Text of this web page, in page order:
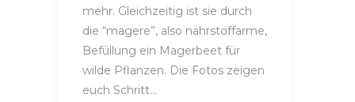
mehr. Gleichzeitig ist sie durch
die “magere”, also nährstoffarme,
Befüllung ein Magerbeet für
wilde Pflanzen. Die Fotos zeigen
euch Schritt…